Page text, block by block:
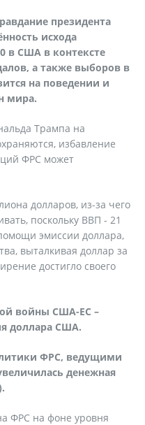
президента
исхода
в США в контексте
а также выборов в
на поведении и
мира.
Трампа на
избавление
ФРС может
долларов, из-за чего
поскольку ВВП - 21
эмиссии доллара,
выталкивая доллар за
достигло своего
войны США-ЕС –
доллара США.
ФРС, ведущими
денежная
ФРС на фоне уровня